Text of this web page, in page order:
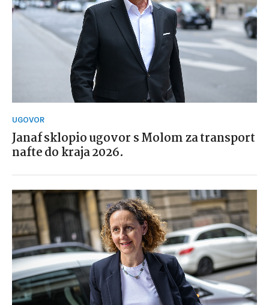
UGOVOR
Janaf sklopio ugovor s Molom za transport
nafte do kraja 2026.